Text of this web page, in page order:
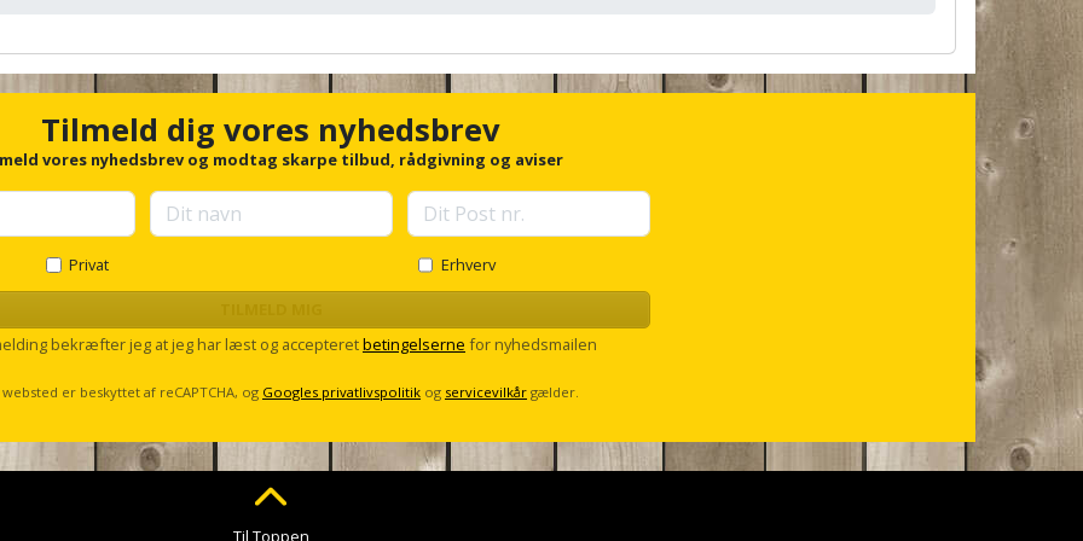
Tilmeld dig vores nyhedsbrev
vores nyhedsbrev og modtag skarpe tilbud, rådgivning og aviser
Privat Erhverv
bekræfter jeg at jeg har læst og accepteretbetingelserne for nyhedsmailen
er beskyttet af reCAPTCHA, og Googles privatlivspolitik og servicevilkår gælder.
Til Toppen